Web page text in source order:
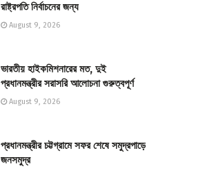
রাষ্ট্রপতি নির্বাচনের জন্য
August 9, 2026
ভারতীয় হাইকমিশনারের মত, দুই
প্রধানমন্ত্রীর সরাসরি আলোচনা গুরুত্বপূর্ণ
August 9, 2026
প্রধানমন্ত্রীর চট্টগ্রামে সফর শেষে সমুদ্রপাড়ে
জনসমুদ্র